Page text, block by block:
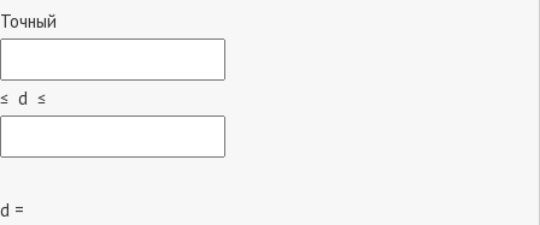
Точный
≤ d ≤
d =